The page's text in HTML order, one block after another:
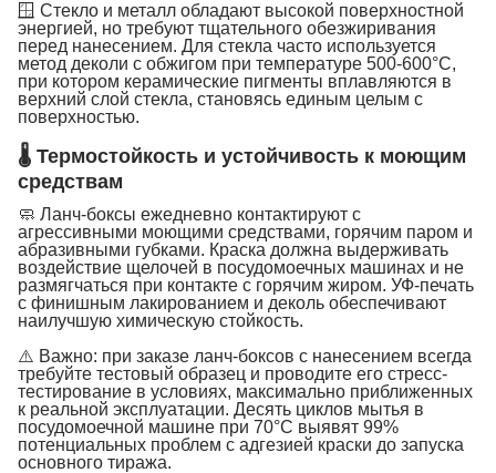
🪟 Стекло и металл обладают высокой поверхностной
энергией, но требуют тщательного обезжиривания
перед нанесением. Для стекла часто используется
метод деколи с обжигом при температуре 500-600°C,
при котором керамические пигменты вплавляются в
верхний слой стекла, становясь единым целым с
поверхностью.
🌡 Термостойкость и устойчивость к моющим
средствам
🧼 Ланч-боксы ежедневно контактируют с
агрессивными моющими средствами, горячим паром и
абразивными губками. Краска должна выдерживать
воздействие щелочей в посудомоечных машинах и не
размягчаться при контакте с горячим жиром. УФ-печать
с финишным лакированием и деколь обеспечивают
наилучшую химическую стойкость.
⚠️ Важно: при заказе ланч-боксов с нанесением всегда
требуйте тестовый образец и проводите его стресс-
тестирование в условиях, максимально приближенных
к реальной эксплуатации. Десять циклов мытья в
посудомоечной машине при 70°C выявят 99%
потенциальных проблем с адгезией краски до запуска
основного тиража.